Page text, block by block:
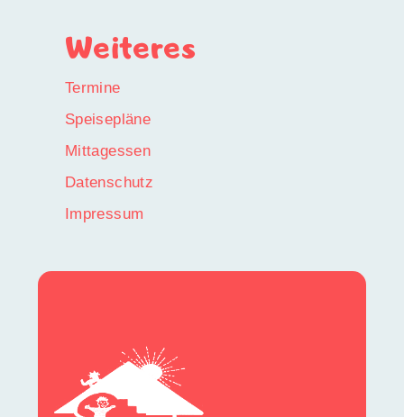
Weiteres
Termine
Speisepläne
Mittagessen
Datenschutz
Impressum